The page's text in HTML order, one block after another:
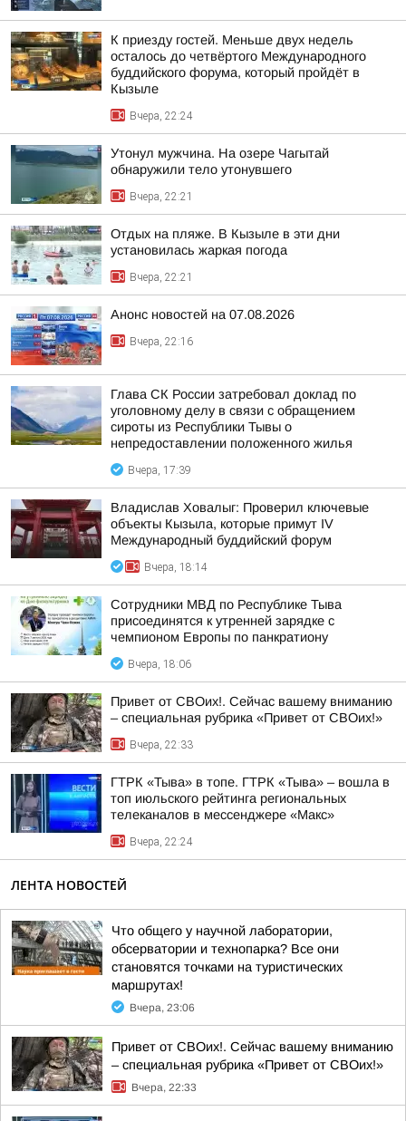
К приезду гостей. Меньше двух недель
осталось до четвёртого Международного
буддийского форума, который пройдёт в
Кызыле
Вчера, 22:24
Утонул мужчина. На озере Чагытай
обнаружили тело утонувшего
Вчера, 22:21
Отдых на пляже. В Кызыле в эти дни
установилась жаркая погода
Вчера, 22:21
Анонс новостей на 07.08.2026
Вчера, 22:16
Глава СК России затребовал доклад по
уголовному делу в связи с обращением
сироты из Республики Тывы о
непредоставлении положенного жилья
Вчера, 17:39
Владислав Ховалыг: Проверил ключевые
объекты Кызыла, которые примут IV
Международный буддийский форум
Вчера, 18:14
Сотрудники МВД по Республике Тыва
присоединятся к утренней зарядке с
чемпионом Европы по панкратиону
Вчера, 18:06
Привет от СВОих!. Сейчас вашему вниманию
– специальная рубрика «Привет от СВОих!»
Вчера, 22:33
ГТРК «Тыва» в топе. ГТРК «Тыва» – вошла в
топ июльского рейтинга региональных
телеканалов в мессенджере «Макс»
Вчера, 22:24
ЛЕНТА НОВОСТЕЙ
Что общего у научной лаборатории,
обсерватории и технопарка? Все они
становятся точками на туристических
маршрутах!
Вчера, 23:06
Привет от СВОих!. Сейчас вашему вниманию
– специальная рубрика «Привет от СВОих!»
Вчера, 22:33